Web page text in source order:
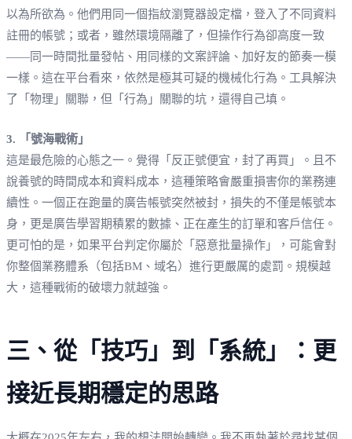
以為所欲為。他們用同一個指紋瀏覽器設定檔，登入了不同資料
註冊的帳號；或者，雖然環境隔離了，但操作行為卻高度一致
——同一時間批量發帖、用同樣的文案評論、加好友的節奏一模
一樣。這在平台看來，依然是極其可疑的機械化行為。工具解決
了「物理」關聯，但「行為」關聯的坑，還得自己填。
3. 「號海戰術」
這是最危險的心態之一。覺得「反正號便宜，封了再買」。且不
說養號的時間成本和資料成本，這種策略會嚴重損害你的業務連
續性。一個正在跑量的廣告帳號突然被封，損失的不僅是帳號本
身，更是廣告學習期積累的數據、正在產生的訂單和客戶信任。
更可怕的是，如果平台判定你屬於「惡意批量操作」，可能會對
你整個業務體系（包括BM、域名）進行更嚴厲的處罰。規模越
大，這種戰術的破壞力就越強。
三、從「技巧」到「系統」：更
接近長期穩定的思路